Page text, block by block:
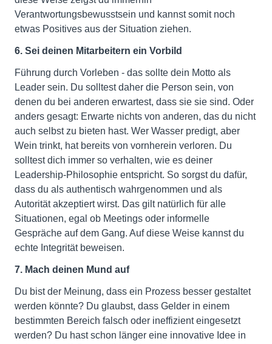
Verantwortungsbewusstsein und kannst somit noch
etwas Positives aus der Situation ziehen.
6. Sei deinen Mitarbeitern ein Vorbild
Führung durch Vorleben - das sollte dein Motto als
Leader sein. Du solltest daher die Person sein, von
denen du bei anderen erwartest, dass sie sie sind. Oder
anders gesagt: Erwarte nichts von anderen, das du nicht
auch selbst zu bieten hast. Wer Wasser predigt, aber
Wein trinkt, hat bereits von vornherein verloren. Du
solltest dich immer so verhalten, wie es deiner
Leadership-Philosophie entspricht. So sorgst du dafür,
dass du als authentisch wahrgenommen und als
Autorität akzeptiert wirst. Das gilt natürlich für alle
Situationen, egal ob Meetings oder informelle
Gespräche auf dem Gang. Auf diese Weise kannst du
echte Integrität beweisen.
7. Mach deinen Mund auf
Du bist der Meinung, dass ein Prozess besser gestaltet
werden könnte? Du glaubst, dass Gelder in einem
bestimmten Bereich falsch oder ineffizient eingesetzt
werden? Du hast schon länger eine innovative Idee in